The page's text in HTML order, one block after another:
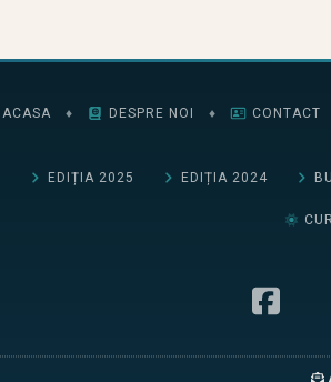
ACASA ♦ DESPRE NOI ♦ CONTACT
EDIȚIA 2025 EDIȚIA 2024